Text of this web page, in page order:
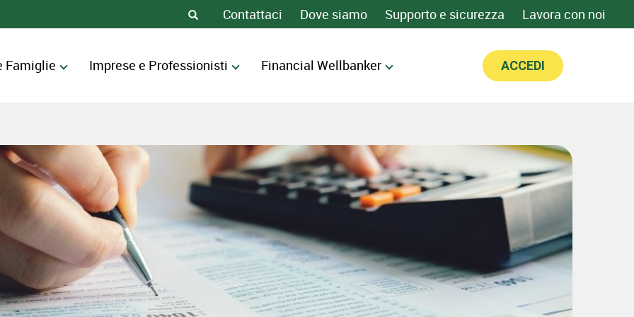
Contattaci Dove siamo Supporto e sicurezza Lavora con noi
Famiglie Imprese e Professionisti Financial Wellbanker ACCEDI